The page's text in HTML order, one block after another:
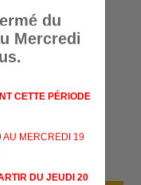
un avis
du
Mercredi
CETTE PÉRIODE
MERCREDI 19
DU JEUDI 20